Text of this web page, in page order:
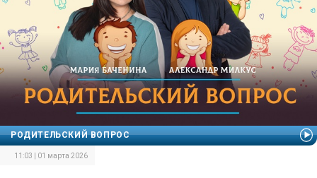
РОДИТЕЛЬСКИЙ ВОПРОС
11:03 | 01 марта 2026